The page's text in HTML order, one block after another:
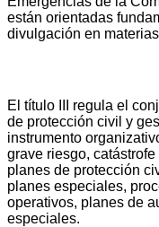
están orientadas
divulgación en
El título III regula el
de protección civil y
instrumento
grave riesgo,
planes de protección
planes especiales,
operativos, planes de
especiales.